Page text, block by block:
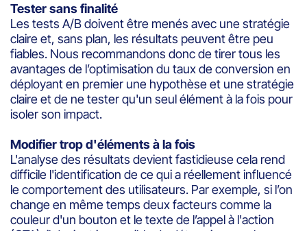
Tester sans finalité
Les tests A/B doivent être menés avec une stratégie
claire et, sans plan, les résultats peuvent être peu
fiables. Nous recommandons donc de tirer tous les
avantages de l’optimisation du taux de conversion en
déployant en premier une hypothèse et une stratégie
claire et de ne tester qu'un seul élément à la fois pour
isoler son impact.
Modifier trop d'éléments à la fois
L'analyse des résultats devient fastidieuse cela rend
difficile l'identification de ce qui a réellement influencé
le comportement des utilisateurs. Par exemple, si l’on
change en même temps deux facteurs comme la
couleur d'un bouton et le texte de l’appel à l'action